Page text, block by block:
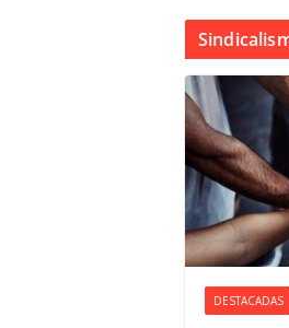
DESTACADAS